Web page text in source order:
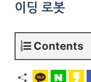
이딩 로봇
Contents